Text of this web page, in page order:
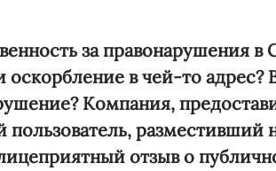
за правонарушения в
в чей-то адрес?
Компания,
разместивший
отзыв о